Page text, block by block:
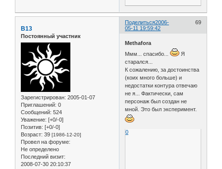
Поделиться 69
2006-
05-11 19:59:42
B13
Постоянный участник
Зарегистрирован: 2005-01-07
Приглашений: 0
Сообщений: 524
Уважение: [+0/-0]
Позитив: [+0/-0]
Возраст: 39 [1986-12-20]
Провел на форуме:
Не определено
Последний визит:
2008-07-30 20:10:37
Methafora
Ммм... спасибо...
Я
старался...
К сожалению, за достоинства
(коих много больше) и
недостатки контура отвечаю
не я... Фактически, сам
персонаж был создан не
мной. Это был эксперимент.
0